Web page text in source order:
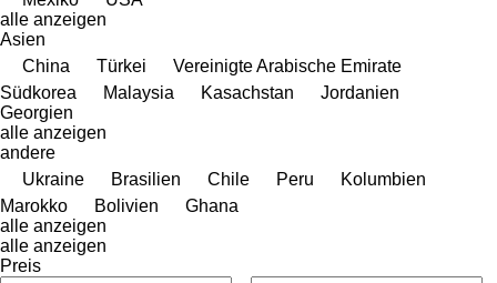
alle anzeigen
Asien
China
Türkei
Vereinigte Arabische Emirate
Südkorea
Malaysia Kasachstan
Jordanien
Georgien
alle anzeigen
andere
Ukraine
Brasilien Chile Peru
Kolumbien
Marokko
Bolivien
Ghana
alle anzeigen
alle anzeigen
Preis